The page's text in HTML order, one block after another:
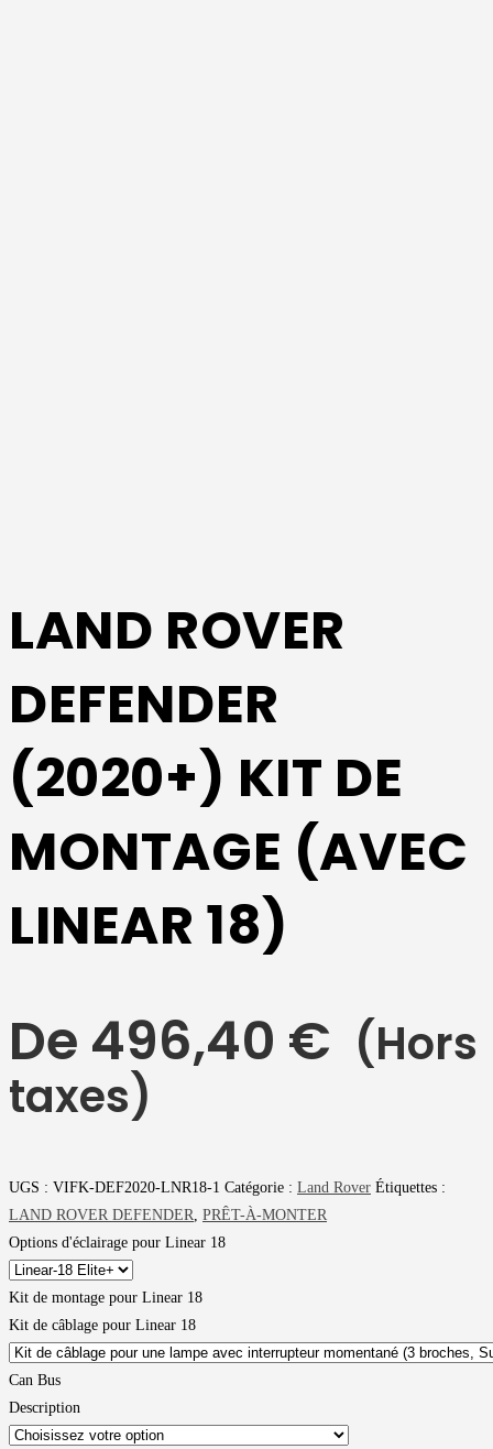
LAND ROVER
DEFENDER
(2020+) KIT DE
MONTAGE (AVEC
LINEAR 18)
De 496,40 € (Hors
taxes)
UGS : VIFK-DEF2020-LNR18-1 Catégorie : Land Rover Étiquettes :
LAND ROVER DEFENDER, PRÊT-À-MONTER
Options d'éclairage pour Linear 18
Kit de montage pour Linear 18
Kit de câblage pour Linear 18
Can Bus
Description